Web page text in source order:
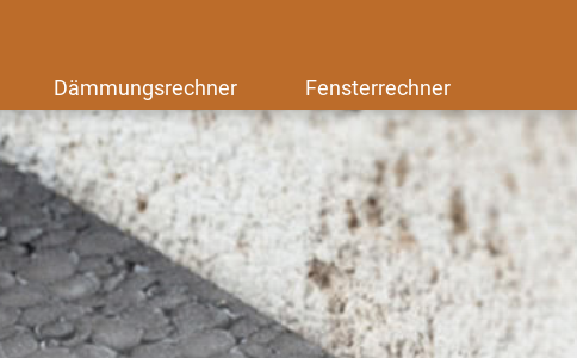
Dämmungsrechner Fensterrechner